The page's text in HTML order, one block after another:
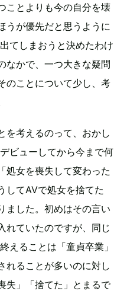
ことよりも今の自分を壊
うが優先だと思うように
てしまおうと決めたわけ
なかで、一つ大きな疑問
のことについて少し、考
を考えるのって、おかし
ビューしてから今まで何
処女を喪失して変わった
してAVで処女を捨てた
ました。初めはその言い
れていたのですが、同じ
えることは「童貞卒業」
れることが多いのに対し
失」「捨てた」とまるで